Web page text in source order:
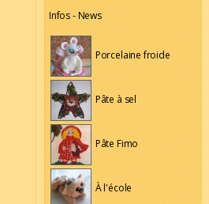
Infos - News
Porcelaine froide
Pâte à sel
Pâte Fimo
À l'école